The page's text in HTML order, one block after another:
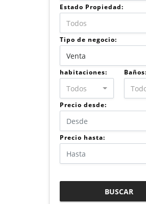
Estado Propiedad:
Todos
Tipo de negocio:
Venta
habitaciones:
Todos
Baños:
Precio desde:
Precio hasta:
BUSCAR